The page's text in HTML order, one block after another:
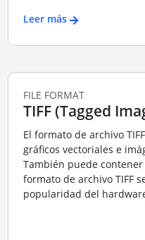
Leer más
FILE FORMAT
TIFF (Tagged
El formato de archivo
gráficos vectoriales e
También puede
formato de archivo TIFF
popularidad del